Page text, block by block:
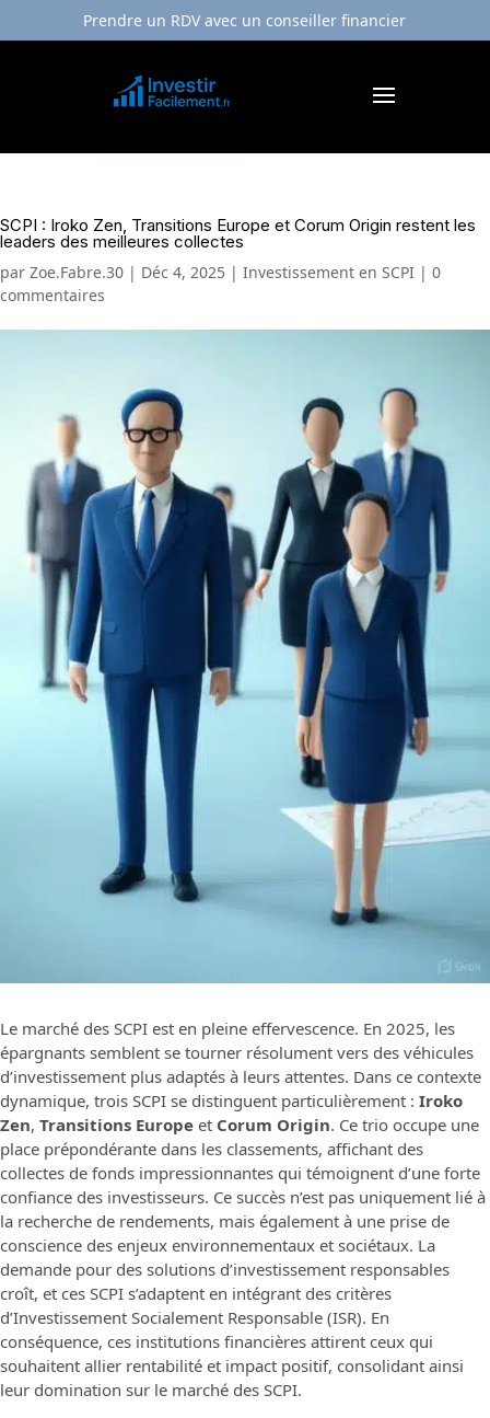
Prendre un RDV avec un conseiller financier
SCPI : Iroko Zen, Transitions Europe et Corum Origin restent les
leaders des meilleures collectes
par Zoe.Fabre.30 | Déc 4, 2025 | Investissement en SCPI | 0
commentaires
Le marché des SCPI est en pleine effervescence. En 2025, les
épargnants semblent se tourner résolument vers des véhicules
d’investissement plus adaptés à leurs attentes. Dans ce contexte
dynamique, trois SCPI se distinguent particulièrement : Iroko
Zen, Transitions Europe et Corum Origin. Ce trio occupe une
place prépondérante dans les classements, affichant des
collectes de fonds impressionnantes qui témoignent d’une forte
confiance des investisseurs. Ce succès n’est pas uniquement lié à
la recherche de rendements, mais également à une prise de
conscience des enjeux environnementaux et sociétaux. La
demande pour des solutions d’investissement responsables
croît, et ces SCPI s’adaptent en intégrant des critères
d’Investissement Socialement Responsable (ISR). En
conséquence, ces institutions financières attirent ceux qui
souhaitent allier rentabilité et impact positif, consolidant ainsi
leur domination sur le marché des SCPI.